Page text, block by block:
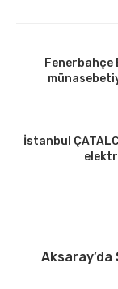
Fenerbahçe
İstanbul
Aksaray’da